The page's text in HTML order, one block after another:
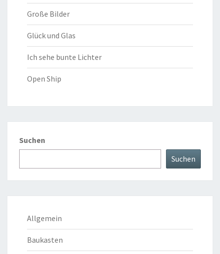
Große Bilder
Glück und Glas
Ich sehe bunte Lichter
Open Ship
Suchen
Suchen
Allgemein
Baukasten